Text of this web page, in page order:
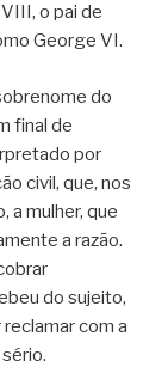
o pai de
George VI.
do
final de
por
civil, que, nos
a mulher, que
a razão.
do sujeito,
com a